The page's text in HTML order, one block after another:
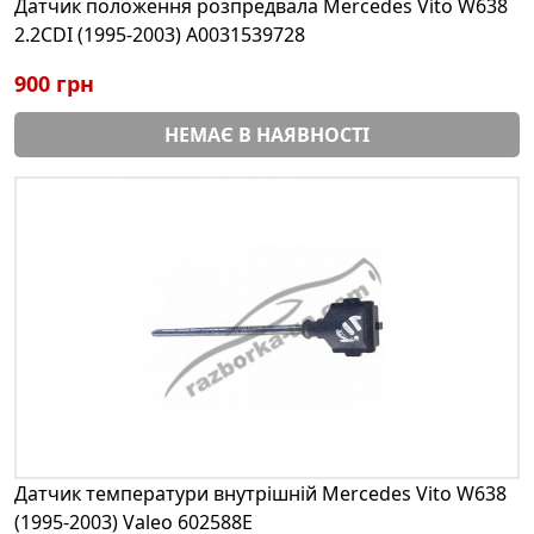
Датчик положення розпредвала Mercedes Vito W638
2.2CDI (1995-2003) A0031539728
900 грн
НЕМАЄ В НАЯВНОСТІ
Датчик температури внутрішній Mercedes Vito W638
(1995-2003) Valeo 602588E